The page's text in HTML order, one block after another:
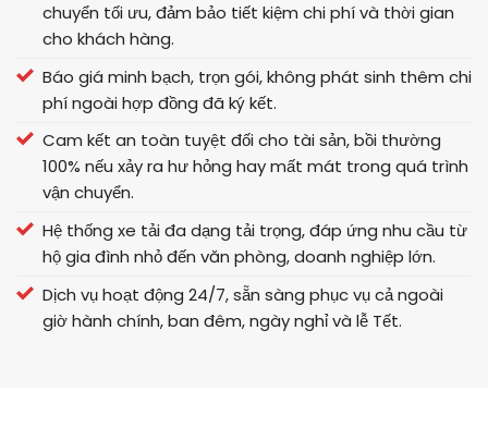
chuyển tối ưu, đảm bảo tiết kiệm chi phí và thời gian
cho khách hàng.
Báo giá minh bạch, trọn gói, không phát sinh thêm chi
phí ngoài hợp đồng đã ký kết.
Cam kết an toàn tuyệt đối cho tài sản, bồi thường
100% nếu xảy ra hư hỏng hay mất mát trong quá trình
vận chuyển.
Hệ thống xe tải đa dạng tải trọng, đáp ứng nhu cầu từ
hộ gia đình nhỏ đến văn phòng, doanh nghiệp lớn.
Dịch vụ hoạt động 24/7, sẵn sàng phục vụ cả ngoài
giờ hành chính, ban đêm, ngày nghỉ và lễ Tết.